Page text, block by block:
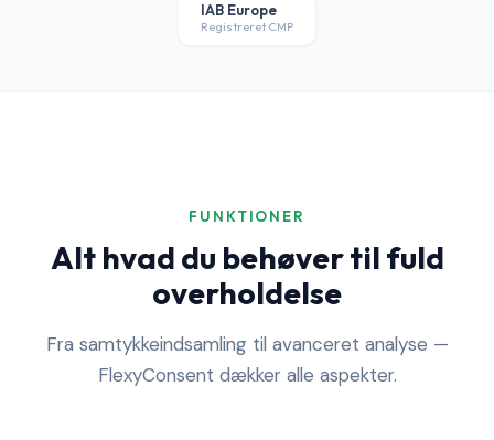
IAB Europe
Registreret CMP
FUNKTIONER
Alt hvad du behøver til fuld
overholdelse
Fra samtykkeindsamling til avanceret analyse —
FlexyConsent dækker alle aspekter.